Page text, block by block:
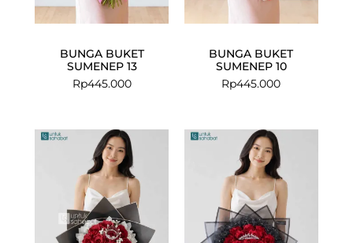
BUNGA BUKET
SUMENEP 13
Rp445.000
BUNGA BUKET
SUMENEP 10
Rp445.000